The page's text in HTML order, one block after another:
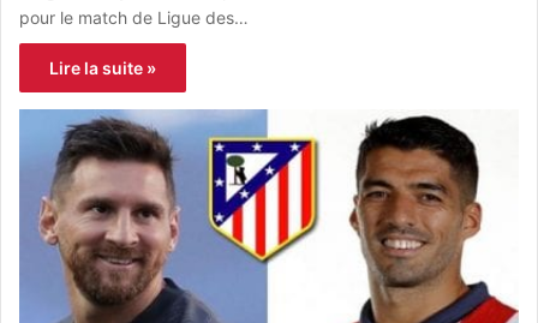
pour le match de Ligue des…
Lire la suite »